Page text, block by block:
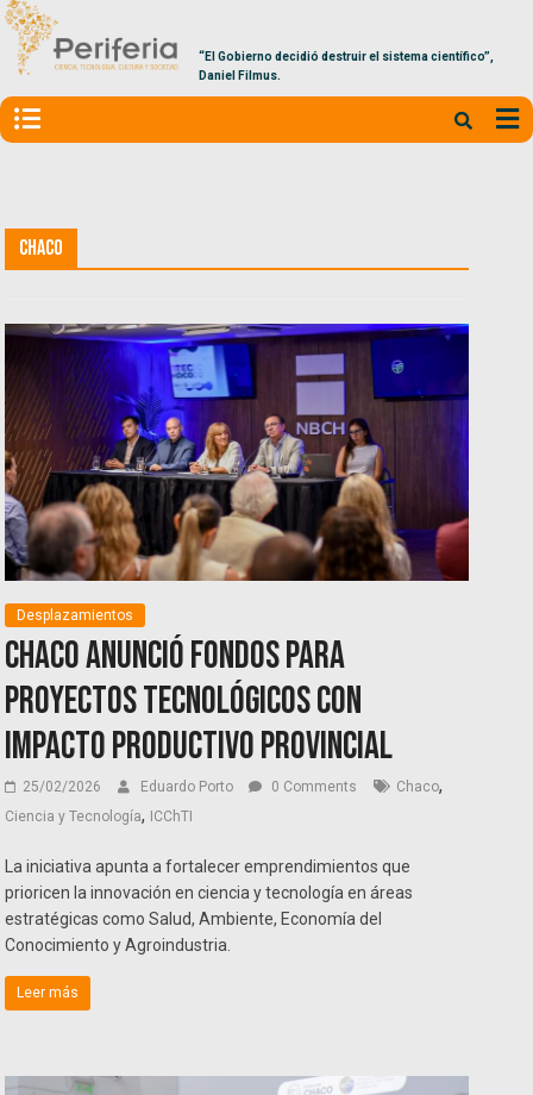
“El Gobierno decidió destruir el sistema científico”,
Daniel Filmus.
Chaco
Desplazamientos
Chaco anunció fondos para
proyectos tecnológicos con
impacto productivo provincial
25/02/2026 Eduardo Porto 0 Comments Chaco,
Ciencia y Tecnología, ICChTI
La iniciativa apunta a fortalecer emprendimientos que
prioricen la innovación en ciencia y tecnología en áreas
estratégicas como Salud, Ambiente, Economía del
Conocimiento y Agroindustria.
Leer más